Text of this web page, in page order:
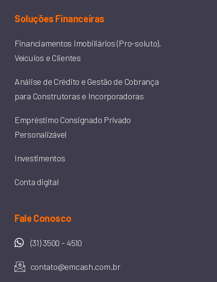
Soluções Financeiras
Financiamentos Imobiliários (Pro-soluto),
Veículos e Clientes
Análise de Crédito e Gestão de Cobrança
para Construtoras e Incorporadoras
Empréstimo Consignado Privado
Personalizável
Investimentos
Conta digital
Fale Conosco
(31) 3500 - 4510
contato@emcash.com.br